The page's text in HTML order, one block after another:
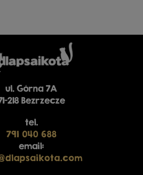
ul. Górna 7A
218 Bezrzecze
tel.
791 040 688
email: